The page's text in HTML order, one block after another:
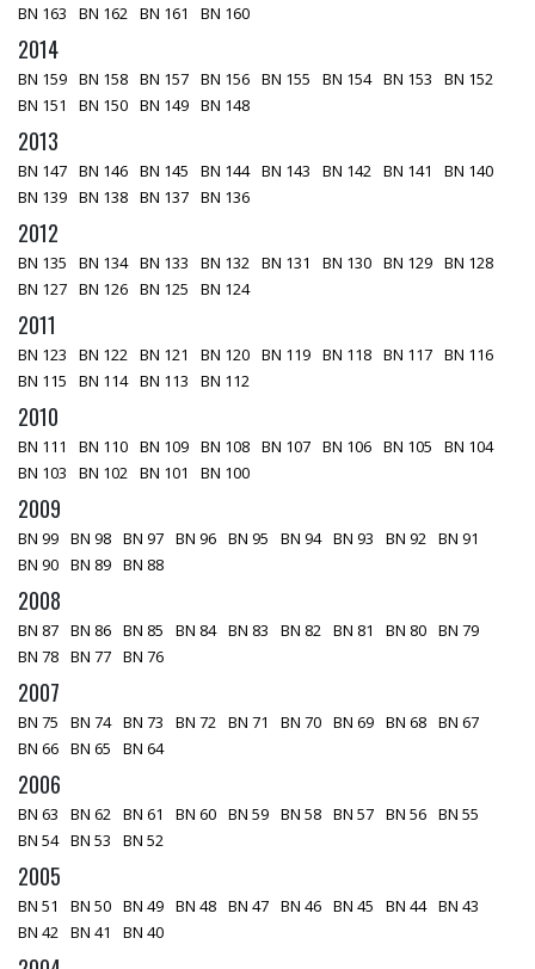
BN 163
BN 162 BN 161 BN 160
2014
BN 159 BN 158 BN 157 BN 156 BN 155 BN 154 BN 153
BN 152
BN 151
BN 150 BN 149 BN 148
2013
BN 147 BN 146 BN 145 BN 144 BN 143 BN 142 BN 141
BN 140
BN 139 BN 138 BN 137 BN 136
2012
BN 135 BN 134 BN 133 BN 132 BN 131 BN 130 BN 129 BN 128
BN 127 BN 126 BN 125 BN 124
2011
BN 123 BN 122 BN 121 BN 120 BN 119 BN 118 BN 117 BN 116
BN 115
BN 114 BN 113 BN 112
2010
BN 111 BN 110 BN 109 BN 108 BN 107 BN 106 BN 105
BN 104
BN 103
BN 102 BN 101 BN 100
2009
BN 99 BN 98 BN 97 BN 96 BN 95 BN 94 BN 93 BN 92 BN 91
BN 90 BN 89 BN 88
2008
BN 87 BN 86 BN 85 BN 84 BN 83 BN 82 BN 81 BN 80 BN 79
BN 78 BN 77 BN 76
2007
BN 75 BN 74 BN 73 BN 72 BN 71 BN 70 BN 69 BN 68 BN 67
BN 66 BN 65 BN 64
2006
BN 63 BN 62 BN 61 BN 60 BN 59 BN 58 BN 57 BN 56 BN 55
BN 54 BN 53 BN 52
2005
BN 51 BN 50 BN 49 BN 48 BN 47 BN 46 BN 45 BN 44 BN 43
BN 42 BN 41 BN 40